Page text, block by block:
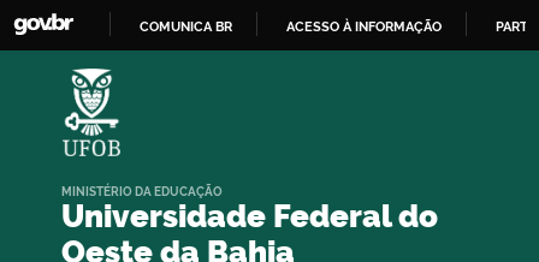
COMUNICA BR ACESSO À INFORMAÇÃO
Universidade Federal do
Oeste da Bahia
MINISTÉRIO DA EDUCAÇÃO